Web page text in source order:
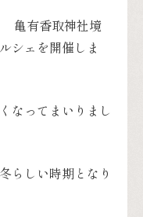
亀有香取神社境
シェを開催しま
なってまいりまし
らしい時期となり